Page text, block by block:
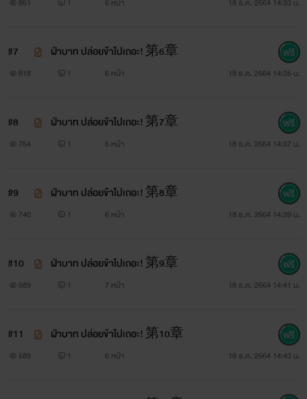
851 1 5 หน้า 18 ธ.ค. 2564 14:33 น.
#7 ฝ่าบาท ปล่อยข้าไปเถอะ! 第6章
818 1 6 หน้า 18 ธ.ค. 2564 14:35 น.
#8 ฝ่าบาท ปล่อยข้าไปเถอะ! 第7章
754 1 5 หน้า 18 ธ.ค. 2564 14:37 น.
#9 ฝ่าบาท ปล่อยข้าไปเถอะ! 第8章
740 1 6 หน้า 18 ธ.ค. 2564 14:39 น.
#10 ฝ่าบาท ปล่อยข้าไปเถอะ! 第9章
689 1 7 หน้า 18 ธ.ค. 2564 14:41 น.
#11 ฝ่าบาท ปล่อยข้าไปเถอะ! 第10章
589 1 6 หน้า 18 ธ.ค. 2564 14:43 น.